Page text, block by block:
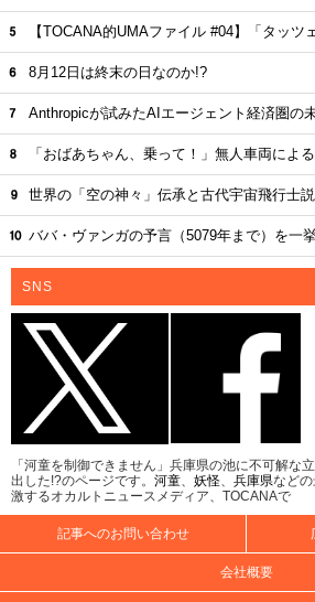
【TOCANA的UMAファイル #04】「タッツ
8月12日は終末の日なのか!?
Anthropicが試みたAIエージェント経済圏の
「おばあちゃん、乗って！」無人車両によ
世界の「空の神々」伝承と古代宇宙飛行士説
ババ・ヴァンガの予言（5079年まで）を一
SNS
「河童を制御できません」兵庫県の池に不可解な
出した!?のページです。 河童 妖怪 兵庫県など
激するオカルトニュースメディア、TOCANAで
記事へのお問い合わせ
会社概要